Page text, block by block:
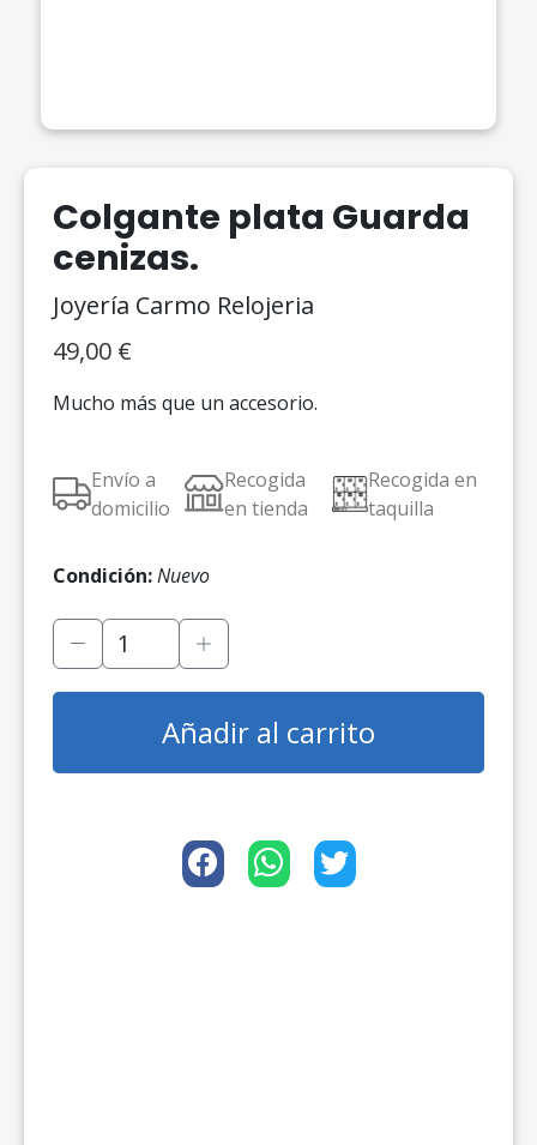
Colgante plata Guarda
cenizas.
Joyería Carmo Relojeria
49,00 €
Mucho más que un accesorio.
Envío a
domicilio
Recogida
en tienda
Recogida en
taquilla
Condición:Nuevo
Añadir al carrito